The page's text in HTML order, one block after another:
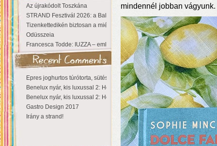
Az újrakódolt Toszkána
STRAND Fesztivál 2026: a Balaton partján a nyár még tart!
Tizenkettedikén biztosan a miénk a Sziget!
Odüsszeia
Francesca Todde: IUZZA – emlékezet, táj és irodalom találkozása a Mai
Epres joghurtos túrótorta, sütés nélkül
Benelux nyár, kis luxussal 2: Hollandia
Benelux nyár, kis luxussal 2: Hollandia
Gastro Design 2017
Irány a strand!
mindennél jobban vágyunk.